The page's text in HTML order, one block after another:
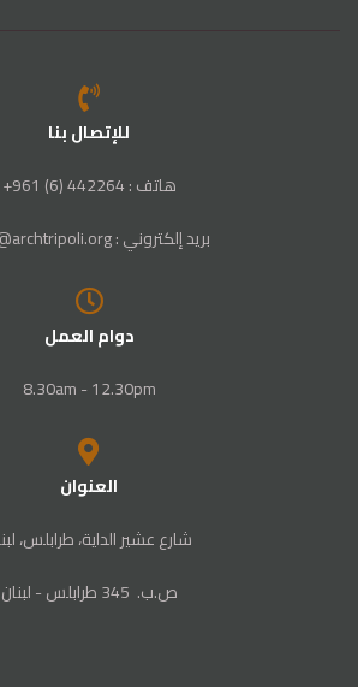
للإتصال بنا
هاتف : 442264 (6) 961+
بريد إلكتروني : info@archtripoli.org
دوام العمل
8.30am - 12.30pm
العنوان
شارع عشير الداية، طرابلس،
ص‭.‬ب. ‬345‭ ‬ طرابلس‭ - ‬لبنان